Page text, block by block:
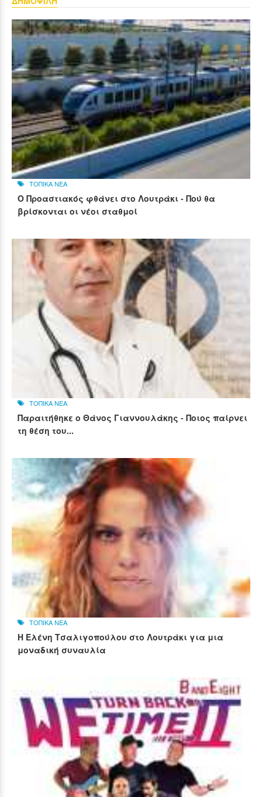
ΤΟΠΙΚΑ ΝΕΑ
Ο Προαστιακός φθάνει στο Λουτράκι - Πού θα
βρίσκονται οι νέοι σταθμοί
ΤΟΠΙΚΑ ΝΕΑ
Παραιτήθηκε ο Θάνος Γιαννουλάκης - Ποιος παίρνει
τη θέση του...
ΤΟΠΙΚΑ ΝΕΑ
Η Ελένη Τσαλιγοπούλου στο Λουτράκι για μια
μοναδική συναυλία